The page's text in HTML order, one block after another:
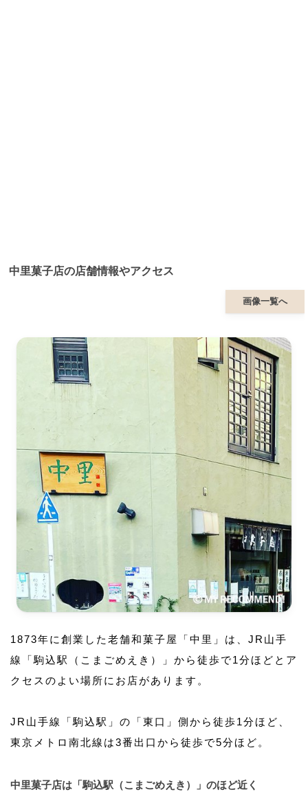
中里菓子店の店舗情報やアクセス
画像一覧へ
1873年に創業した老舗和菓子屋「中里」は、JR山手
線「駒込駅（こまごめえき）」から徒歩で1分ほどとア
クセスのよい場所にお店があります。
JR山手線「駒込駅」の「東口」側から徒歩1分ほど、
東京メトロ南北線は3番出口から徒歩で5分ほど。
中里菓子店は「駒込駅（こまごめえき）」のほど近く